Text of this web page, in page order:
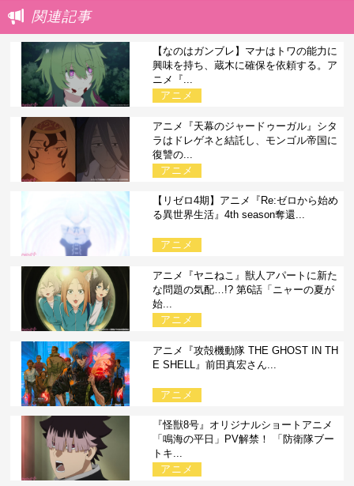
関連記事
【なのはガンブレ】マナはトワの能力に
興味を持ち、蔵木に確保を依頼する。ア
ニメ『...
アニメ
アニメ『天幕のジャードゥーガル』シタ
ラはドレゲネと結託し、モンゴル帝国に
復讐の...
アニメ
【リゼロ4期】アニメ『Re:ゼロから始め
る異世界生活』4th season奪還...
アニメ
アニメ『ヤニねこ』獣人アパートに新た
な問題の気配…!? 第6話「ニャーの夏が
始...
アニメ
アニメ『攻殻機動隊 THE GHOST IN TH
E SHELL』前田真宏さん...
アニメ
『怪獣8号』オリジナルショートアニメ
「鳴海の平日」PV解禁！ 「防衛隊ブー
トキ...
アニメ